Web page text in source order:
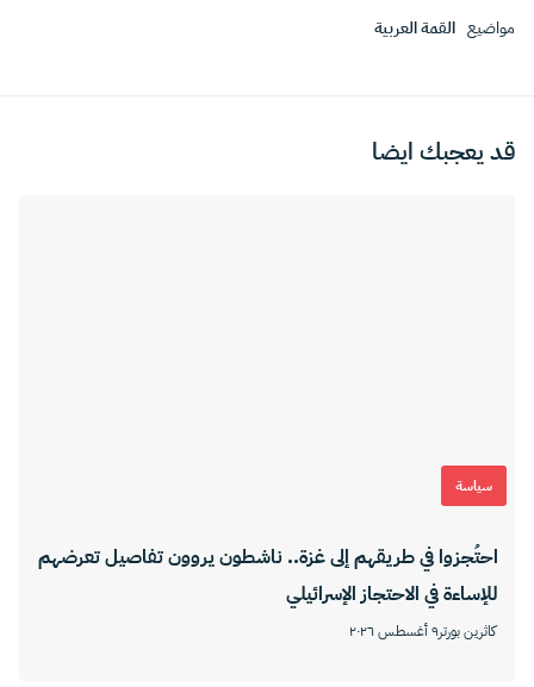
مواضيع القمة العربية
قد يعجبك ايضا
سياسة
احتُجزوا في طريقهم إلى غزة.. ناشطون يروون تفاصيل تعرضهم
للإساءة في الاحتجاز الإسرائيلي
كاثرين بورتر٩ أغسطس ٢٠٢٦